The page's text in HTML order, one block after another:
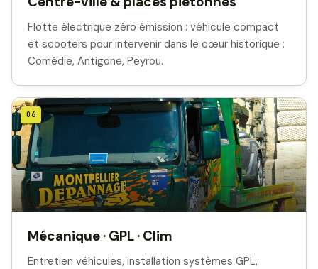
Flotte électrique zéro émission : véhicule compact
et scooters pour intervenir dans le cœur historique :
Comédie, Antigone, Peyrou.
06
Mécanique · GPL · Clim
Entretien véhicules, installation systèmes GPL,